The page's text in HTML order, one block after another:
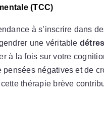
(TCC)
à s’inscrire dans
une véritable
à la fois sur votre
négatives et de
thérapie brève